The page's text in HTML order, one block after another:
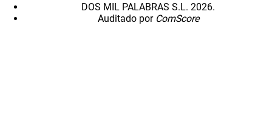
DOS MIL PALABRAS S.L. 2026.
Auditado por ComScore